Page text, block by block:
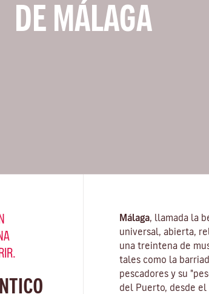
DE MÁLAGA
Málaga , llamada la
universal, abierta,
una treintena de
tales como la
pescadores y su
del Puerto, desde el